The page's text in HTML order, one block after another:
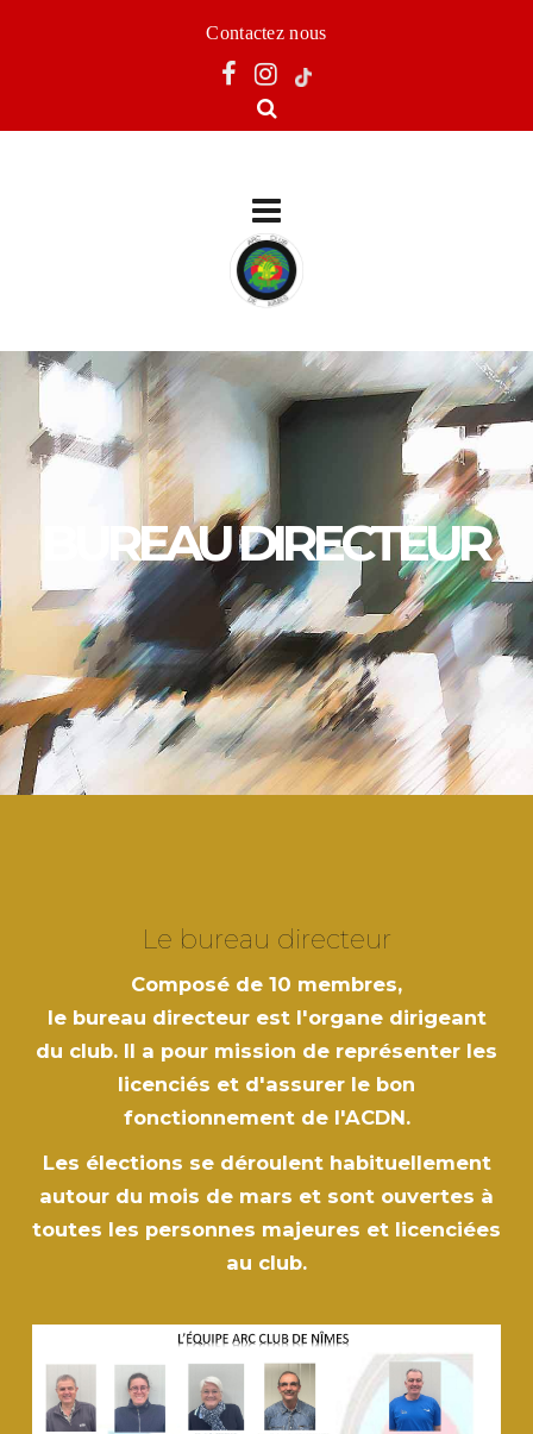
Contactez nous
Le bureau directeur
Composé de 10 membres,
le bureau directeur est l'organe dirigeant
du club. Il a pour mission de représenter les
licenciés et d'assurer le bon
fonctionnement de l'ACDN.
Les élections se déroulent habituellement
autour du mois de mars et sont ouvertes à
toutes les personnes majeures et licenciées
au club.